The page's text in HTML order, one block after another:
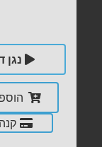
נגן